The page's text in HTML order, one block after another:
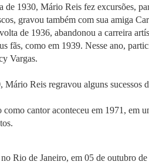
de 1930, Mário Reis fez excursões,
gravou também com sua amiga
de 1936, abandonou a carreira
fãs, como em 1939. Nesse ano,
Vargas.
Mário Reis regravou alguns sucessos
como cantor aconteceu em 1971, em
Rio de Janeiro, em 05 de outubro